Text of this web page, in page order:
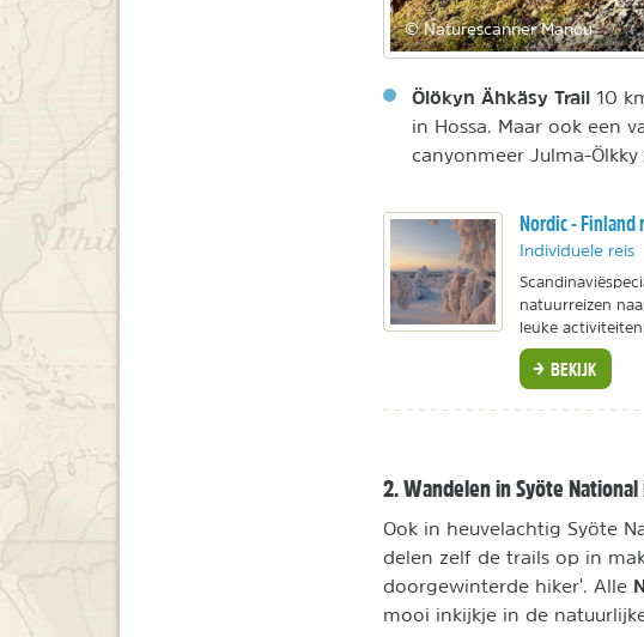
© Naturescanner Manou
Ölökyn Ähkäsy Trail 10
in Hossa. Maar ook een
canyonmeer Julma-
Nordic - Finland
Individuele reis
natuurreizen
leuke
BEKIJK
2. Wandelen in Syöte National
Ook in heuvelachtig Syöte
delen zelf de trails op in
doorgewinterde hiker'. Alle
mooi inkijkje in de